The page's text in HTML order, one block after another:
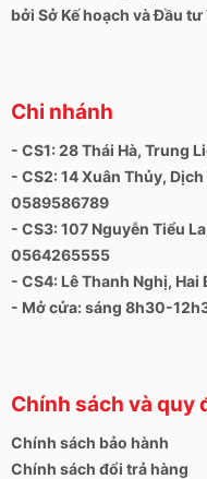
bởi Sở Kế hoạch và Đầu
Chi nhánh
- CS1: 28 Thái Hà, Trung
- CS2: 14 Xuân Thủy,
0589586789
- CS3: 107 Nguyễn Tiểu
0564265555
- CS4: Lê Thanh Nghị,
- Mở cửa: sáng 8h30-
Chính sách và quy
Chính sách bảo hành
Chính sách đổi trả hàng